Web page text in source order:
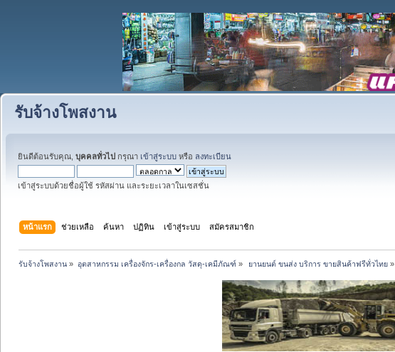
รับจ้างโพสงาน
ยินดีต้อนรับคุณ, บุคคลทั่วไป กรุณา เข้าสู่ระบบ หรือ ลงทะเบียน
เข้าสู่ระบบด้วยชื่อผู้ใช้ รหัสผ่าน และระยะเวลาในเซสชั่น
หน้าแรก ช่วยเหลือ ค้นหา ปฏิทิน เข้าสู่ระบบ สมัครสมาชิก
รับจ้างโพสงาน » อุตสาหกรรม เครื่องจักร-เครื่องกล วัสดุ-เคมีภัณฑ์ » ยานยนต์ ขนส่ง บริการ ขายสินค้าฟรีทั่วไทย»